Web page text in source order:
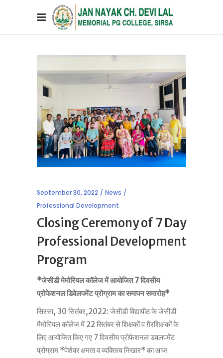
September 30, 2022
News
Professional Development
Closing Ceremony of 7 Day
Professional Development
Program
*जेसीडी मेमोरियल कॉलेज में आयोजित 7 दिवसीय
प्रोफेशनल डिवेलपमेंट प्रोग्राम का समापन समारोह*
सिरसा, 30 सितंबर,2022: जेसीडी विद्यापीठ के जेसीडी
मैमोरियल कॉलेज में 22 सितंबर से शिक्षकों व ग़ैरशिक्षकों के
लिए आयोजित किए गए 7 दिवसीय प्रोफेशनल डवलपमेंट
प्रोग्राम *पेशेवर क्षमता व व्यक्तित्व निखार* का आज